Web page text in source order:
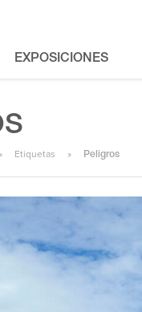
EXPOSICIONES
Etiquetas Peligros